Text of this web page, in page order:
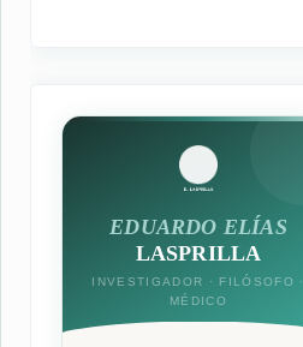
EDUARDO ELÍAS
LASPRILLA
INVESTIGADOR · FILÓSOFO ·
MÉDICO